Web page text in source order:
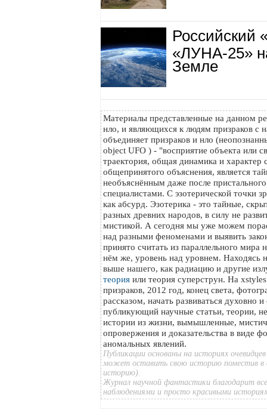
Российский
«ЛУНА-25»
Земле
Материалы представленные на данном
нло, и являющихся к людям призраков с
объединяет призраков и нло
object UFO ) - "восприятие объекта или
траектория, общая динамика и характер
общепринятого объяснения, является
необъяснённым даже после
специалистами. С эзотерической точки
как абсурд. Эзотерика - это тайные,
разных древних народов, в силу не
мистикой. А сегодня мы уже можем
над разными феноменами и выявить
принято считать из параллельного мира
нём же, уровень над уровнем. Находясь
выше нашего, как радиацию и другие
теория или теория суперструн. На
призраков, 2012 год, конец света,
рассказом, начать развиваться духовно
публикующий научные статьи, теории,
истории из жизни, вымышленные,
опровержения и доказательства в виде
аномальных явлений.
Публикации основаны на историях
может оставить свою историю поместив в
историю).
Журнал научной фантастики благодарит
наблюдениями и просто красивыми